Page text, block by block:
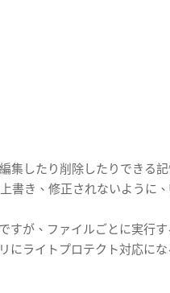
集したり削除したりできる
書き、修正されないように、
すが、ファイルごとに実行
にライトプロテクト対応に